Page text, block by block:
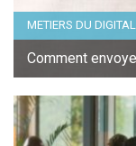
METIERS DU DIGITAL
Comment